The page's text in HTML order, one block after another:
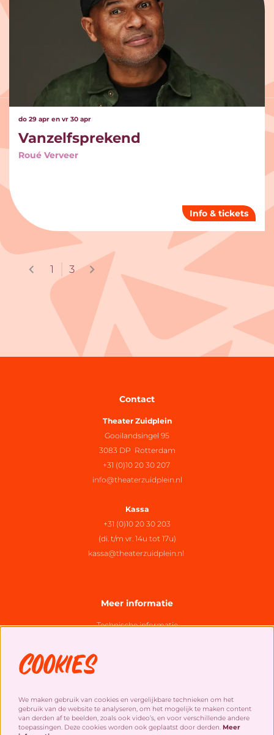
Vanzelfsprekend
Roué Verveer
do 29 apr en vr 30 apr
Info & tickets
1 3
Contact
Theater Zuidplein
Gooilandsingel 95
3083 DP Rotterdam
+31 (0)10 20 30 207
info@theaterzuidplein.nl
Kassa
+31 (0)10 20 30 203
(di. t/m vr. 14u tot 17u)
kassa@theaterzuidplein.nl
Meer informatie
Technische informatie
Algemene bezoekersvoorwaarden
Cookies
Social Media
Cookies
We maken gebruik van cookies en vergelijkbare technieken om het
gebruik van de website te analyseren, om het mogelijk te maken content
van derden af te beelden, zoals ook video’s, en voor verschillende andere
toepassingen. Deze cookies worden ook geplaatst door derden. Meer